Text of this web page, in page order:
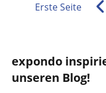
Erste Seite
expondo
unseren Blog!